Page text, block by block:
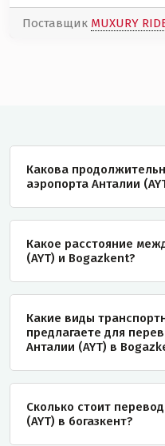
Поставщик MUXURY
Какова
аэропорта Анталии
Какое расстояние
(AYT) и Bogazkent?
Какие виды
предлагаете для
Анталии (AYT) в
Сколько стоит
(AYT) в богазкент?